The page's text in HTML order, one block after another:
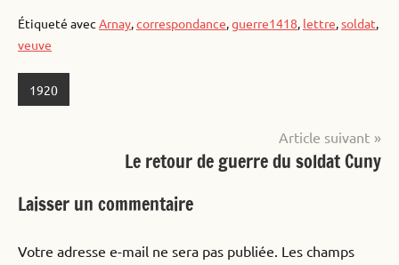
Étiqueté avec Arnay,correspondance,guerre1418, lettre,soldat,
veuve
1920
l’article
Article suivant
Le retour de guerre du soldat Cuny
Laisser un commentaire
Votre adresse e-mail ne sera pas publiée. Les champs